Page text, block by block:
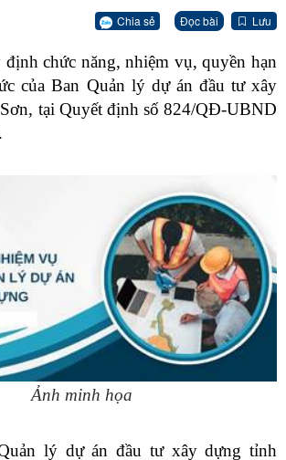
Chia sẻ Đọc bài Lưu
chức năng, nhiệm vụ,quyền hạn
của Ban Quản lý dự án đầu tư xây
tại Quyết định số 824/QĐ-UBND
Ảnh minh họa
lý dự án đầu tư xây dựng tỉnh